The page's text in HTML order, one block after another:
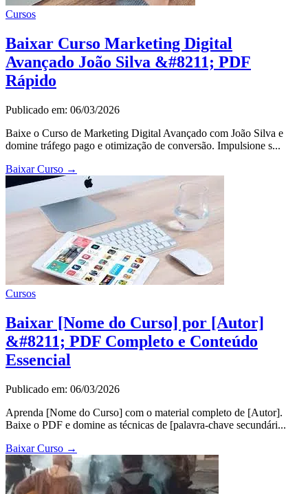
Cursos
Baixar Curso Marketing Digital
Avançado João Silva &#8211; PDF
Rápido
Publicado em: 06/03/2026
Baixe o Curso de Marketing Digital Avançado com João Silva e
domine tráfego pago e otimização de conversão. Impulsione s...
Baixar Curso →
Cursos
Baixar [Nome do Curso] por [Autor]
&#8211; PDF Completo e Conteúdo
Essencial
Publicado em: 06/03/2026
Aprenda [Nome do Curso] com o material completo de [Autor].
Baixe o PDF e domine as técnicas de [palavra-chave secundári...
Baixar Curso →